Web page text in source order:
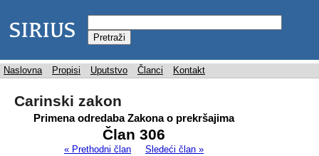
Naslovna Propisi Uputstvo Članci Kontakt
Carinski zakon
Primena odredaba Zakona o prekršajima
Član 306
« Prethodni član Sledeći član »